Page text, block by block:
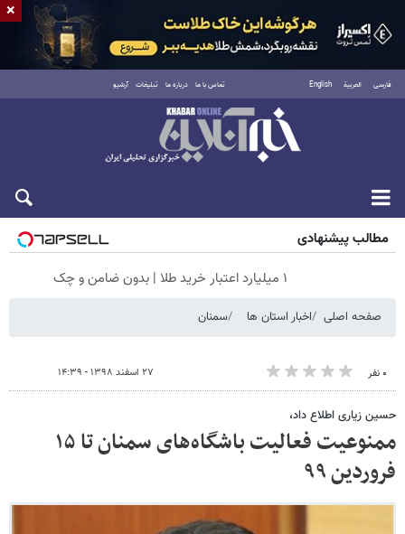
فارسی العربية English تماس با ما درباره ما تبلیغات آرشیو
جمعه ۱۶ مرداد ۱۴۰۵
مطالب پیشنهادی
۱ میلیارد اعتبار خرید طلا | بدون ضامن و چک
صفحه اصلی اخبار استان ها سمنان
۰ نفر ۲۷ اسفند ۱۳۹۸ - ۱۴:۳۹
حسین زیاری اطلاع داد،
ممنوعیت فعالیت‌ باشگاه‌های سمنان تا ۱۵
فروردین ۹۹
×